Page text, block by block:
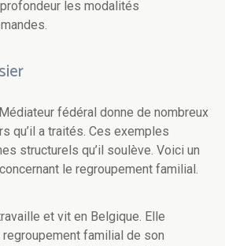
les modalités
fédéral donne de nombreux
qu’il a traités. Ces exemples
structurels qu’il soulève. Voici un
le regroupement familial.
et vit en Belgique. Elle
familial de son